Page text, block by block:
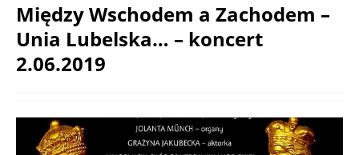
Między Wschodem a Zachodem –
Unia Lubelska… – koncert
2.06.2019